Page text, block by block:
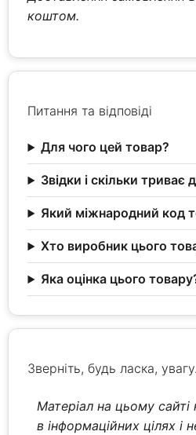
коштом.
Питання та відповіді
Для чого цей товар?
Звідки і скільки триває
Який міжнародний код
Хто виробник цього
Яка оцінка цього
Зверніть, будь ласка, увагу.
Матеріал на цьому
в інформаційних цілях і